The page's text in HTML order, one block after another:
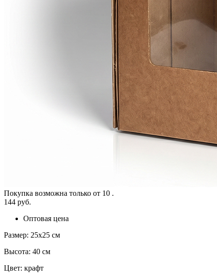
Покупка возможна только от 10 .
144 руб.
Оптовая цена
Размер: 25x25 см
Высота: 40 см
Цвет: крафт